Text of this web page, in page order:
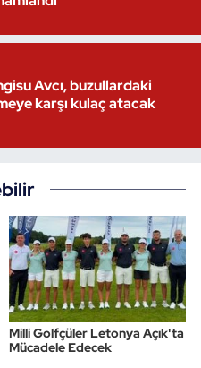
Avcı, buzullardaki
karşı kulaç atacak
Milli Golfçüler Letonya Açık'ta
Mücadele Edecek